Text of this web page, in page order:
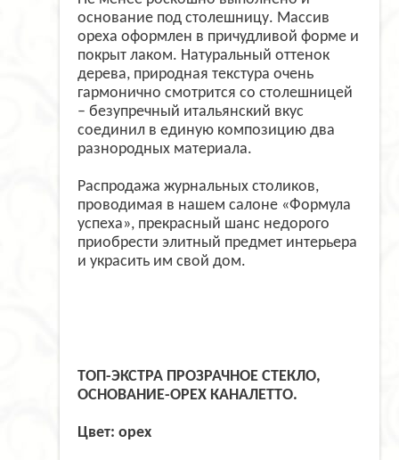
основание под столешницу. Массив
ореха оформлен в причудливой форме и
покрыт лаком. Натуральный оттенок
дерева, природная текстура очень
гармонично смотрится со столешницей
– безупречный итальянский вкус
соединил в единую композицию два
разнородных материала.
Распродажа журнальных столиков,
проводимая в нашем салоне «Формула
успеха», прекрасный шанс недорого
приобрести элитный предмет интерьера
и украсить им свой дом.
ТОП-ЭКСТРА ПРОЗРАЧНОЕ СТЕКЛО,
ОСНОВАНИЕ-ОРЕХ КАНАЛЕТТО.
Цвет: орех